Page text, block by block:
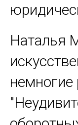
Наталья
немногие